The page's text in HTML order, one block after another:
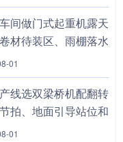
间做门式起重机露天
材待装区、雨棚落水
责任为什么要先拉
01
线选双梁桥机配翻转
拍、地面引导站位和
何必须同表评估？
01